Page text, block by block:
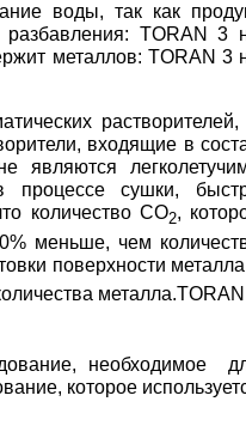
воды, так как
разбавления: TORAN 3
металлов: TORAN 3
входящие в
сушки,
количество CO2,
меньше, чем
поверхности
необходимое
которое